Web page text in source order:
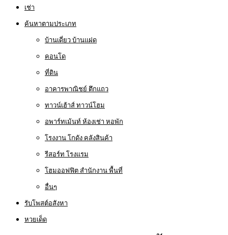
เช่า
ค้นหาตามประเภท
บ้านเดี่ยว บ้านแฝด
คอนโด
ที่ดิน
อาคารพาณิชย์ ตึกแถว
ทาวน์เฮ้าส์ ทาวน์โฮม
อพาร์ทเม้นท์ ห้องเช่า หอพัก
โรงงาน โกดัง คลังสินค้า
รีสอร์ท โรงแรม
โฮมออฟฟิต สำนักงาน พื้นที่
อื่นๆ
รับโพสต์อสังหา
หวยเด็ด